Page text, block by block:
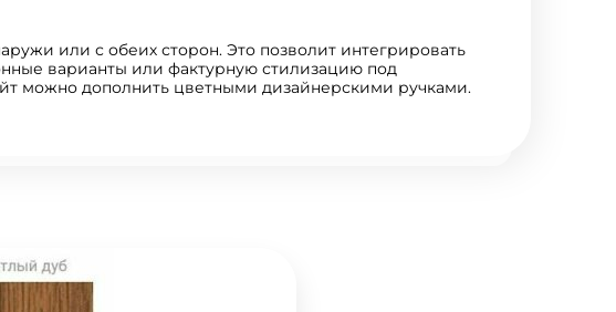
или с обеих сторон. Это позволит интегрировать
варианты или фактурную стилизацию под
можно дополнить цветными дизайнерскими ручками.